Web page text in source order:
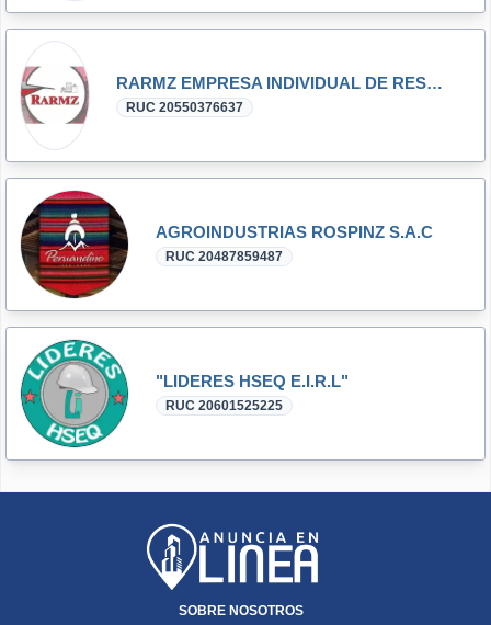
RARMZ EMPRESA INDIVIDUAL DE RESPONSABILIDAD LIMITADA
RUC 20550376637
AGROINDUSTRIAS ROSPINZ S.A.C
RUC 20487859487
"LIDERES HSEQ E.I.R.L"
RUC 20601525225
SOBRE NOSOTROS